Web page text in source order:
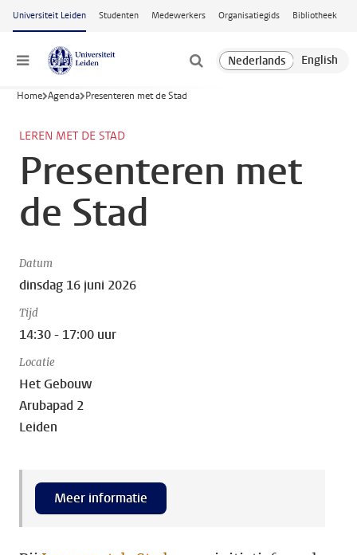
Ga naar hoofdinhoud
Universiteit Leiden Studenten Medewerkers Organisatiegids Bibliotheek
Menu
Home Agenda Presenteren met de Stad
LEREN MET DE STAD
Presenteren met
de Stad
Datum
dinsdag 16 juni 2026
Tijd
14:30 - 17:00 uur
Locatie
Het Gebouw
Arubapad 2
Leiden
Meer informatie